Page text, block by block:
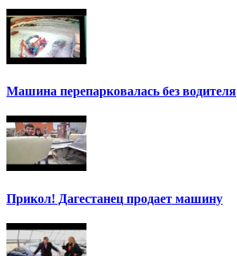
Машина перепарковалась без водителя
Прикол! Дагестанец продает машину